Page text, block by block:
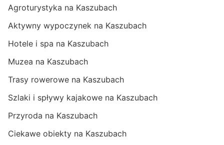
Agroturystyka na Kaszubach
Aktywny wypoczynek na Kaszubach
Hotele i spa na Kaszubach
Muzea na Kaszubach
Trasy rowerowe na Kaszubach
Szlaki i spływy kajakowe na Kaszubach
Przyroda na Kaszubach
Ciekawe obiekty na Kaszubach